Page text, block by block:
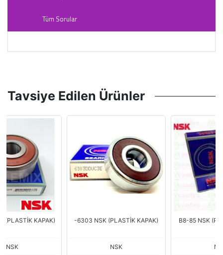
Tüm Sorular
Tavsiye Edilen Ürünler
-6303 NSK (PLASTİK KAPAK) B8-85 NSK (PLASTİK KAPAK)